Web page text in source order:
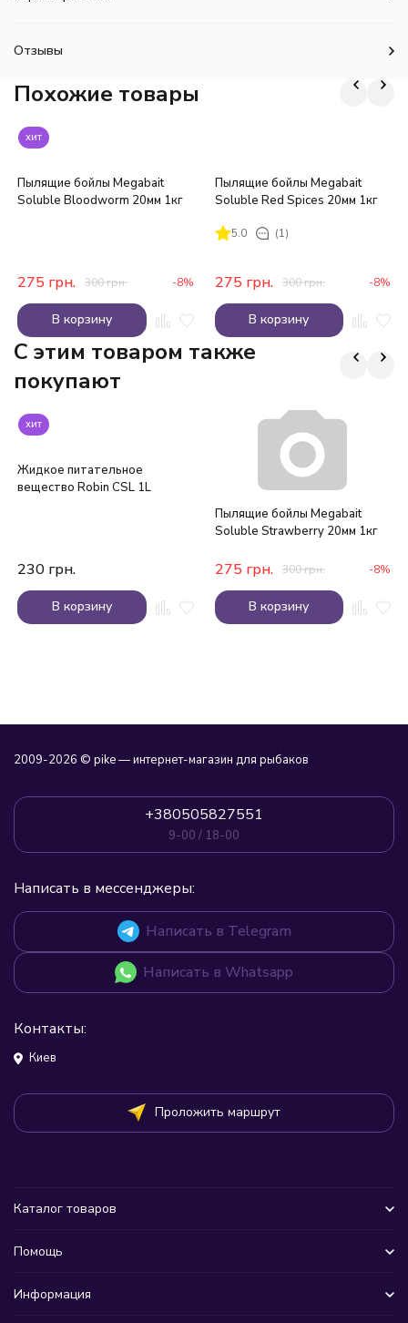
Отзывы
Похожие товары
хит
Пылящие бойлы Megabait
Soluble Bloodworm 20мм 1кг
275 грн. 300грн. -8%
В корзину
Пылящие бойлы Megabait
Soluble Red Spices 20мм 1кг
5.0 (1)
275 грн. 300грн. -8%
В корзину
C этим товаром также
покупают
хит
Жидкое питательное
вещество Robin CSL 1L
230 грн.
В корзину
Пылящие бойлы Megabait
Soluble Strawberry 20мм 1кг
275 грн. 300грн. -8%
В корзину
2009-2026 © pike — интернет-магазин для рыбаков
+380505827551
9-00 / 18-00
Написать в мессенджеры:
Написать в Telegram
Написать в Whatsapp
Контакты:
Киев
Проложить маршрут
Каталог товаров
Помощь
Информация